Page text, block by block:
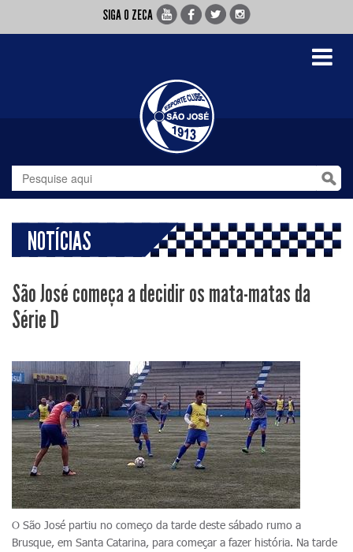
SIGA O ZECA
Toggle
NOTÍCIAS
São José começa a decidir os mata-matas da
Série D
O São José partiu no começo da tarde deste sábado rumo a
Brusque, em Santa Catarina, para começar a fazer história. Na tarde